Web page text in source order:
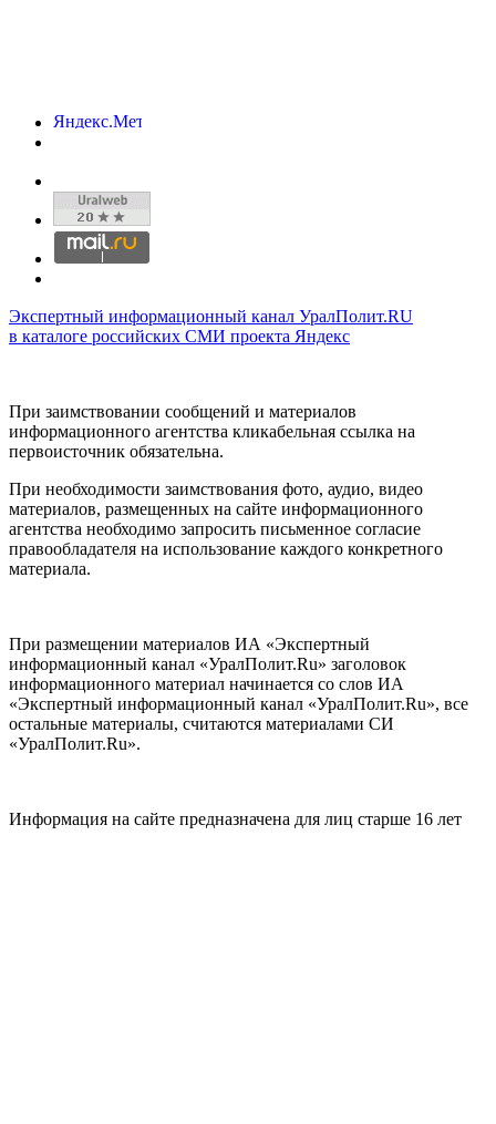
Экспертный информационный канал УралПолит.RU
в каталоге российских СМИ проекта Яндекс
При заимствовании сообщений и материалов
информационного агентства кликабельная ссылка на
первоисточник обязательна.
При необходимости заимствования фото, аудио, видео
материалов, размещенных на сайте информационного
агентства необходимо запросить письменное согласие
правообладателя на использование каждого конкретного
материала.
При размещении материалов ИА «Экспертный
информационный канал «УралПолит.Ru» заголовок
информационного материал начинается со слов ИА
«Экспертный информационный канал «УралПолит.Ru», все
остальные материалы, считаются материалами СИ
«УралПолит.Ru».
Информация на сайте предназначена для лиц старше 16 лет